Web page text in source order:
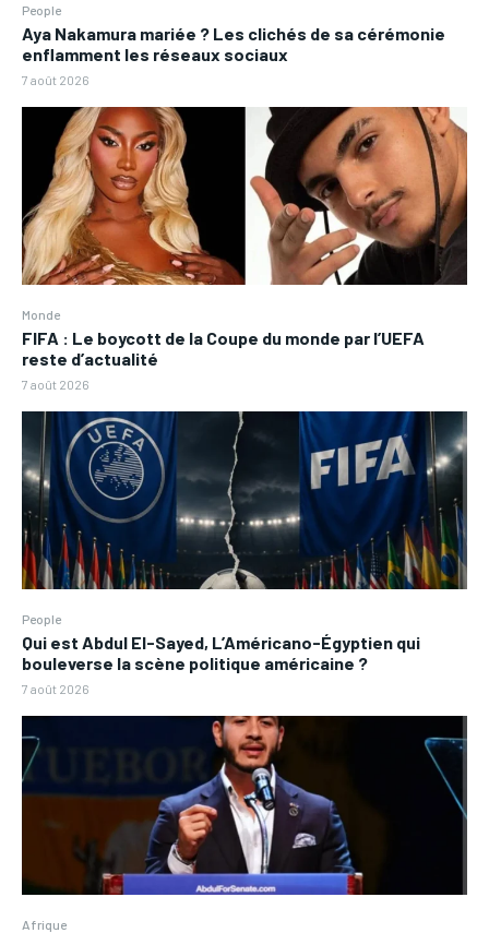
People
Aya Nakamura mariée ? Les clichés de sa cérémonie
enflamment les réseaux sociaux
7 août 2026
Monde
FIFA : Le boycott de la Coupe du monde par l’UEFA
reste d’actualité
7 août 2026
People
Qui est Abdul El-Sayed, L’Américano-Égyptien qui
bouleverse la scène politique américaine ?
7 août 2026
Afrique